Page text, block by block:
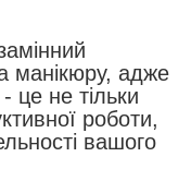
манікюру, адже
це не тільки
роботи,
вашого